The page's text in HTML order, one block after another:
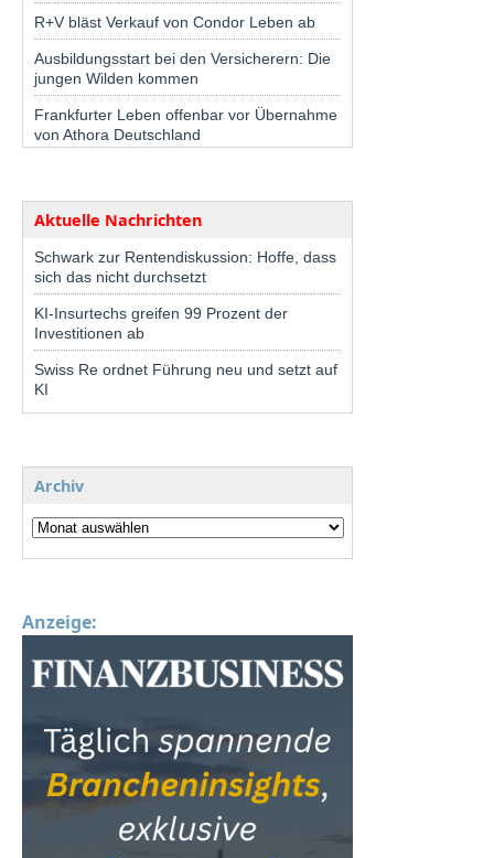
R+V bläst Verkauf von Condor Leben ab
Ausbildungsstart bei den Versicherern: Die
jungen Wilden kommen
Frankfurter Leben offenbar vor Übernahme
von Athora Deutschland
Aktuelle Nachrichten
Schwark zur Rentendiskussion: Hoffe, dass
sich das nicht durchsetzt
KI-Insurtechs greifen 99 Prozent der
Investitionen ab
Swiss Re ordnet Führung neu und setzt auf
KI
Archiv
Anzeige: